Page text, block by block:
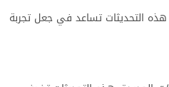
هذه التحديثات تساعد في جعل تجربة